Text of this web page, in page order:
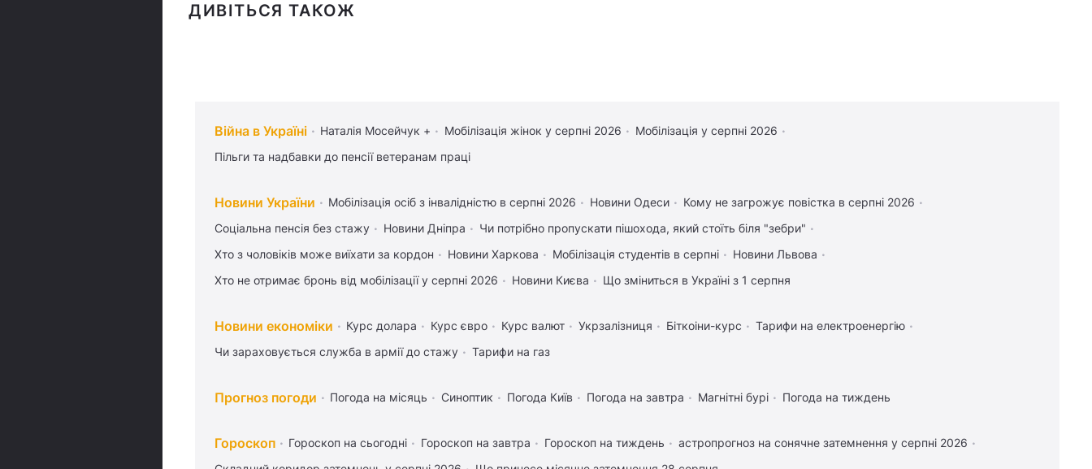
ДИВІТЬСЯ ТАКОЖ
Війна в Україні Наталія Мосейчук + Мобілізація жінок у серпні 2026
Мобілізація у серпні 2026
Пільги та надбавки до пенсії ветеранам праці
Новини України Мобілізація осіб з інвалідністю в серпні 2026 Новини Одеси
Кому не загрожує повістка в серпні 2026
Соціальна пенсія без стажу
Новини Дніпра
Чи потрібно пропускати пішохода, який стоїть біля "зебри"
Хто з чоловіків може виїхати за кордон
Новини Харкова Мобілізація студентів в серпні
Новини Львова
Хто не отримає бронь від мобілізації у серпні 2026
Новини Києва Що зміниться в Україні з 1 серпня
Новини економіки Курс долара Курс євро Курс валют Укрзалізниця Біткоіни-курс
Тарифи на електроенергію
Чи зараховується служба в армії до стажу
Тарифи на газ
Прогноз погоди Погода на місяць Синоптик Погода Київ Погода на завтра Магнітні бурі Погода на тиждень
Гороскоп Гороскоп на сьогодні Гороскоп на завтра Гороскоп на тиждень
астропрогноз на сонячне затемнення у серпні 2026